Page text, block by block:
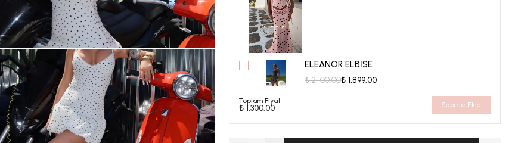
ELEANOR ELBİSE
₺ 2,100.00₺ 1,899.00
Toplam Fiyat
₺ 1,300.00 Sepete Ekle